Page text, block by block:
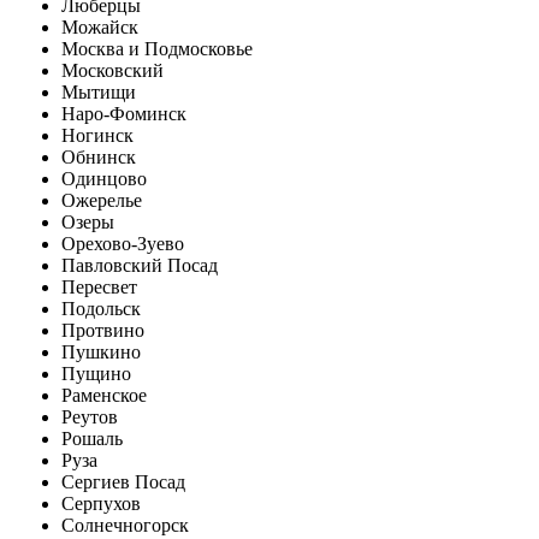
Люберцы
Можайск
Москва и Подмосковье
Московский
Мытищи
Наро-Фоминск
Ногинск
Обнинск
Одинцово
Ожерелье
Озеры
Орехово-Зуево
Павловский Посад
Пересвет
Подольск
Протвино
Пушкино
Пущино
Раменское
Реутов
Рошаль
Руза
Сергиев Посад
Серпухов
Солнечногорск